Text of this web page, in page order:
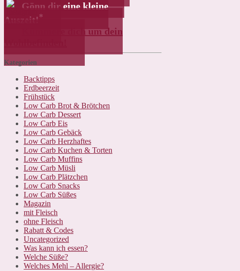
Gönn dir eine kleine
Auszeit!*
Kümmere dich um dein
Kategorien
Backtipps
Erdbeerzeit
Frühstück
Low Carb Brot & Brötchen
Low Carb Dessert
Low Carb Eis
Low Carb Gebäck
Low Carb Herzhaftes
Low Carb Kuchen & Torten
Low Carb Muffins
Low Carb Müsli
Low Carb Plätzchen
Low Carb Snacks
Low Carb Süßes
Magazin
mit Fleisch
ohne Fleisch
Rabatt & Codes
Uncategorized
Was kann ich essen?
Welche Süße?
Welches Mehl – Allergie?